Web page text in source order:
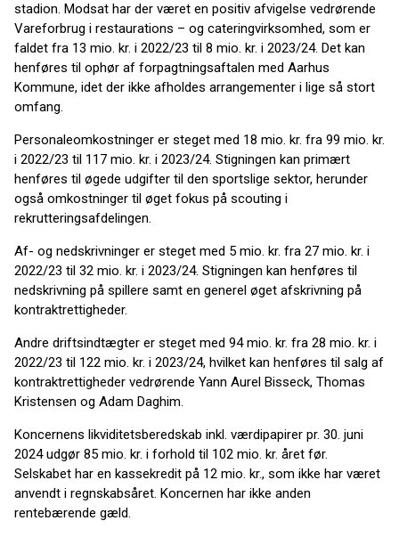
stadion. Modsat har der været en positiv afvigelse vedrørende
Vareforbrug i restaurations – og cateringvirksomhed, som er
faldet fra 13 mio. kr. i 2022/23 til 8 mio. kr. i 2023/24. Det kan
henføres til ophør af forpagtningsaftalen med Aarhus
Kommune, idet der ikke afholdes arrangementer i lige så stort
omfang.
Personaleomkostninger er steget med 18 mio. kr. fra 99 mio. kr.
i 2022/23 til 117 mio. kr. i 2023/24. Stigningen kan primært
henføres til øgede udgifter til den sportslige sektor, herunder
også omkostninger til øget fokus på scouting i
rekrutteringsafdelingen.
Af- og nedskrivninger er steget med 5 mio. kr. fra 27 mio. kr. i
2022/23 til 32 mio. kr. i 2023/24. Stigningen kan henføres til
nedskrivning på spillere samt en generel øget afskrivning på
kontraktrettigheder.
Andre driftsindtægter er steget med 94 mio. kr. fra 28 mio. kr. i
2022/23 til 122 mio. kr. i 2023/24, hvilket kan henføres til salg af
kontraktrettigheder vedrørende Yann Aurel Bisseck, Thomas
Kristensen og Adam Daghim.
Koncernens likviditetsberedskab inkl. værdipapirer pr. 30. juni
2024 udgør 85 mio. kr. i forhold til 102 mio. kr. året før.
Selskabet har en kassekredit på 12 mio. kr., som ikke har været
anvendt i regnskabsåret. Koncernen har ikke anden
rentebærende gæld.